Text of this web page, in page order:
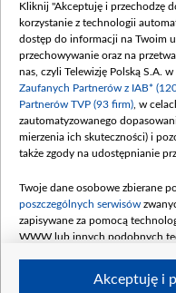
Procedura
Kliknij "Akceptuję i przechodzę
korzystanie z technologii
dostęp do informacji na Twoim
przechowywanie oraz na
nas, czyli Telewizję Polską S.A.
Zaufanych Partnerów z IAB*
Partnerów TVP (93 firm) , w
zautomatyzowanego
mierzenia ich skuteczności) i
także zgody na udostępnianie
Twoje dane osobowe zbierane
poszczególnych serwisów
zapisywane za pomocą
WWW lub innych podobnych
Akceptuję i